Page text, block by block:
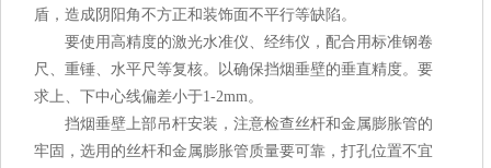
盾，造成阴阳角不方正和装饰面不平行等缺陷。
要使用高精度的激光水准仪、经纬仪，配合用标准钢卷
尺、重锤、水平尺等复核。以确保挡烟垂壁的垂直精度。要
求上、下中心线偏差小于1-2mm。
挡烟垂壁上部吊杆安装，注意检查丝杆和金属膨胀管的
牢固，选用的丝杆和金属膨胀管质量要可靠，打孔位置不宜